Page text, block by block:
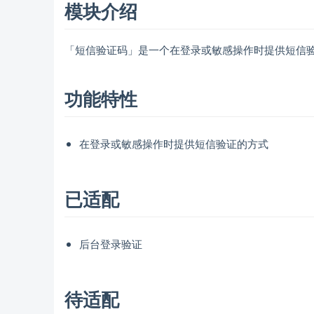
模块介绍
「短信验证码」是一个在登录或敏感操作时提供短信
功能特性
在登录或敏感操作时提供短信验证的方式
已适配
后台登录验证
待适配